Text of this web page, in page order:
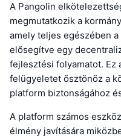
A Pangolin
megmutatkozik a
amely teljes egészében
elősegítve egy
fejlesztési folyamatot. Ez
felügyeletet ösztönöz a
platform biztonságához
A platform számos
élmény javítására